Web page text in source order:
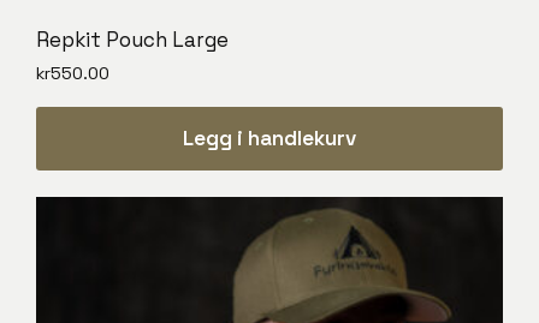
Repkit Pouch Large
kr550.00
Legg i handlekurv